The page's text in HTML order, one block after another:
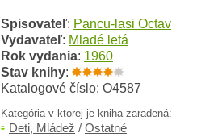
Spisovateľ: Pancu-lasi Octav
Vydavateľ: Mladé letá
Rok vydania: 1960
Stav knihy:
Katalogové číslo: O4587
Kategória v ktorej je kniha zaradená:
Deti, Mládež / Ostatné